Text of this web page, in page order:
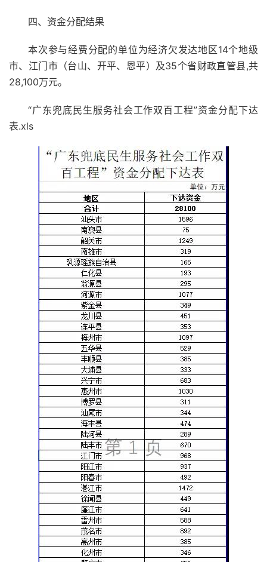
四、资金分配结果
本次参与经费分配的单位为经济欠发达地区14个地级
市、江门市（台山、开平、恩平）及35个省财政直管县,共
28,100万元。
“广东兜底民生服务社会工作双百工程”资金分配下达
表.xls